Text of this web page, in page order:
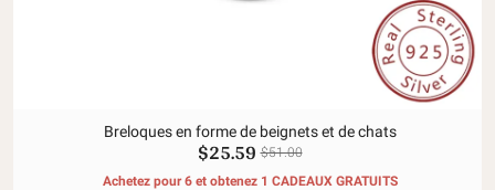
Breloques en forme de beignets et de chats
$25.59 $51.00
Achetez pour 6 et obtenez 1 CADEAUX GRATUITS